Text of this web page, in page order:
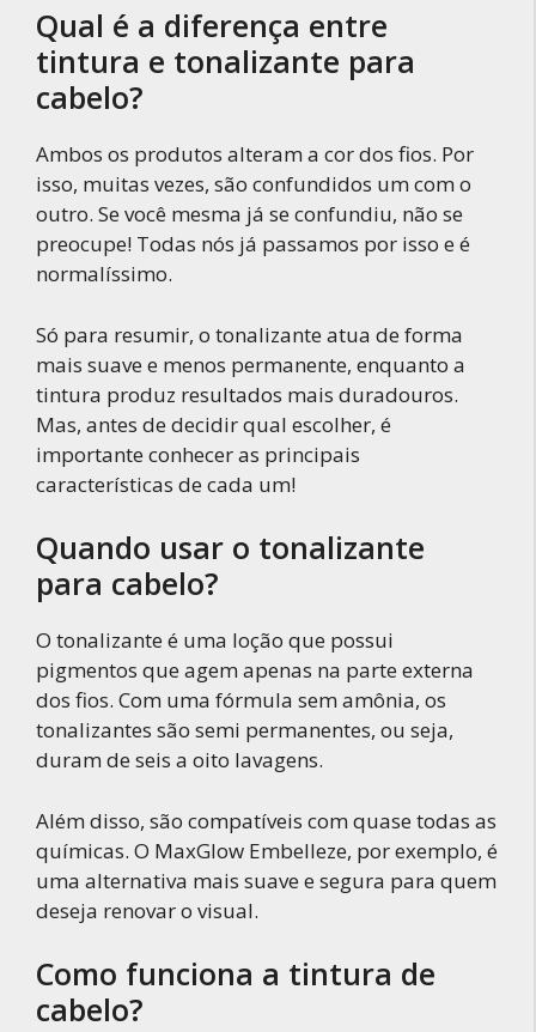
Qual é a diferença entre
tintura e tonalizante para
cabelo?
Ambos os produtos alteram a cor dos fios. Por
isso, muitas vezes, são confundidos um com o
outro. Se você mesma já se confundiu, não se
preocupe! Todas nós já passamos por isso e é
normalíssimo.
Só para resumir, o tonalizante atua de forma
mais suave e menos permanente, enquanto a
tintura produz resultados mais duradouros.
Mas, antes de decidir qual escolher, é
importante conhecer as principais
características de cada um!
Quando usar o tonalizante
para cabelo?
O tonalizante é uma loção que possui
pigmentos que agem apenas na parte externa
dos fios. Com uma fórmula sem amônia, os
tonalizantes são semi permanentes, ou seja,
duram de seis a oito lavagens.
Além disso, são compatíveis com quase todas as
químicas. O MaxGlow Embelleze, por exemplo, é
uma alternativa mais suave e segura para quem
deseja renovar o visual.
Como funciona a tintura de
cabelo?